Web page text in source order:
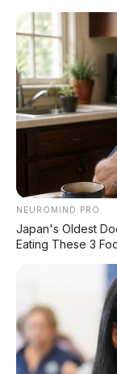
Home»motor
Gak Cuma
Punya 10
Cybertruck
🕒
Redaksi
📍 JAKARTA,
NEUROMIND PRO
Japan's Oldest
Eating These 3